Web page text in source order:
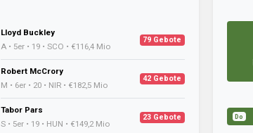
Lloyd Buckley
A • 5er • 19 • SCO • €116,4 Mio
79 Gebote
Robert McCrory
M • 6er • 20 • NIR • €182,5 Mio
42 Gebote
Tabor Pars
S • 5er • 19 • HUN • €149,2 Mio
23 Gebote Do